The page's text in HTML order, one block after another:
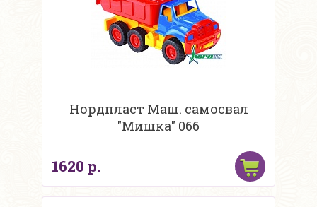
Нордпласт Маш. самосвал
"Мишка" 066
1620 р.